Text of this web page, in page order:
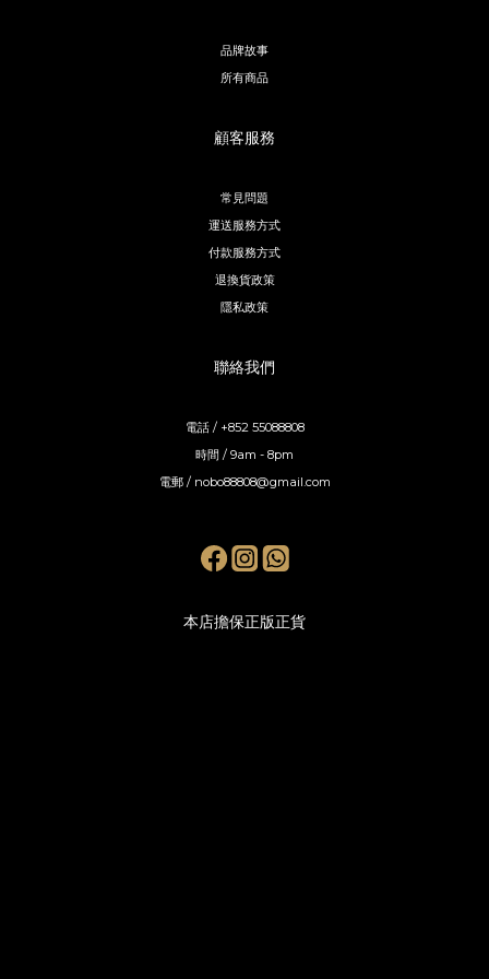
品牌故事
所有商品
顧客服務
常見問題
運送服務方式
付款服務方式
退換貨政策
隱私政策
聯絡我們
電話 / +852 55088808
時間 / 9am - 8pm
電郵 / nobo88808@gmail.com
本店擔保正版正貨